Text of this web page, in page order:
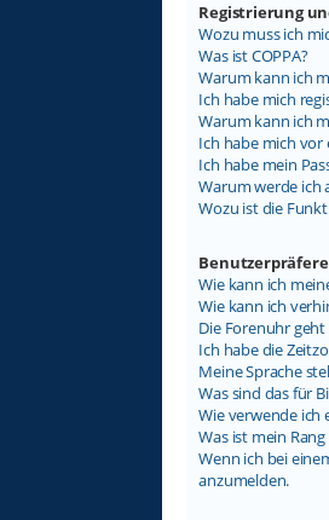
Registrierung
Wozu muss ich
Was ist COPPA?
Warum kann ich
Ich habe mich
Warum kann ich
Ich habe mich vor
Ich habe mein
Warum werde ich
Wozu ist die
Wie kann ich
Wie kann ich
Die Forenuhr geht
Ich habe die
Meine Sprache
Was sind das für
Wie verwende ich
Was ist mein
Wenn ich bei
anzumelden.